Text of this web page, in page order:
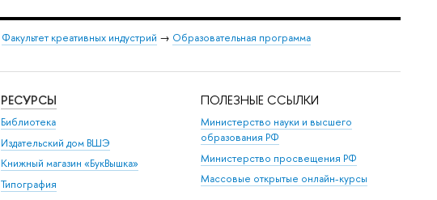
Факультет креативных индустрий → Образовательная программа
РЕСУРСЫ
Библиотека
Издательский дом ВШЭ
Книжный магазин «БукВышка»
Типография
ПОЛЕЗНЫЕ ССЫЛКИ
Министерство науки и высшего
образования РФ
Министерство просвещения РФ
Массовые открытые онлайн-курсы